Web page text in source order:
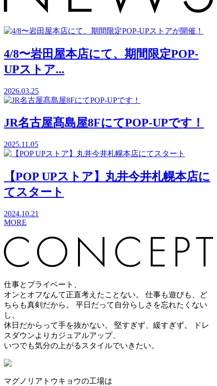
4/8〜岩田屋本店にて、期間限定POP-
UPストア...
2026.03.25
JR名古屋髙島屋8FにてPOP-UPです！
2025.11.05
【POP UPストア】丸井今井札幌本店に
てスタート
2024.10.21
MORE
仕事とプライベート、
オンとオフなんて正直考えたことない。
仕事も遊びも、ど
ちらも真剣だから。
平日だって自分らしさを忘れたくない
し、
休日だからって手を抜かない。
堅すぎず、緩すぎず。
ドレ
スダウンよりカジュアルアップ、
いつでも気分の上がるスタイルでいきたい。
マグノリアトウキョウの工場は